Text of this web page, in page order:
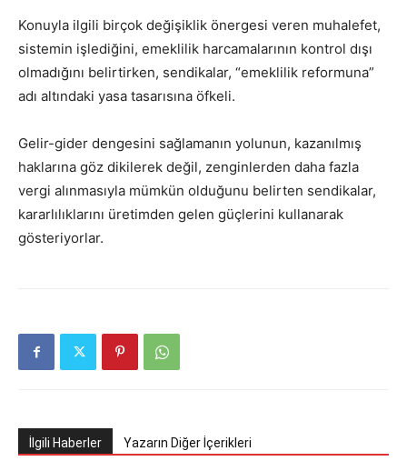
Konuyla ilgili birçok değişiklik önergesi veren muhalefet,
sistemin işlediğini, emeklilik harcamalarının kontrol dışı
olmadığını belirtirken, sendikalar, “emeklilik reformuna”
adı altındaki yasa tasarısına öfkeli.
Gelir-gider dengesini sağlamanın yolunun, kazanılmış
haklarına göz dikilerek değil, zenginlerden daha fazla
vergi alınmasıyla mümkün olduğunu belirten sendikalar,
kararlılıklarını üretimden gelen güçlerini kullanarak
gösteriyorlar.
İlgili Haberler Yazarın Diğer İçerikleri